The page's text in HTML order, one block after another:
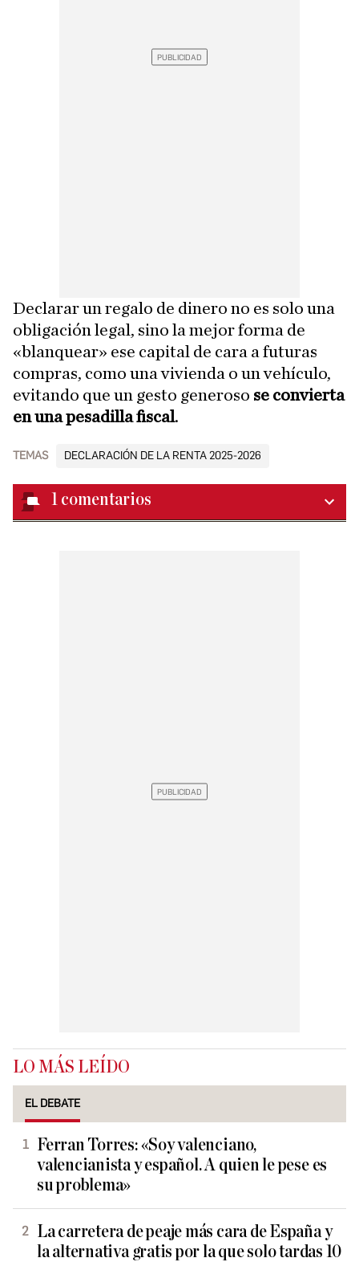
Declarar un regalo de dinero no es solo una
obligación legal, sino la mejor forma de
«blanquear» ese capital de cara a futuras
compras, como una vivienda o un vehículo,
evitando que un gesto generoso se convierta
en una pesadilla fiscal.
TEMAS DECLARACIÓN DE LA RENTA 2025-2026
1 comentarios
LO MÁS LEÍDO
EL DEBATE
Ferran Torres: «Soy valenciano,
valencianista y español. A quien le pese es
su problema»
La carretera de peaje más cara de España y
la alternativa gratis por la que solo tardas 10